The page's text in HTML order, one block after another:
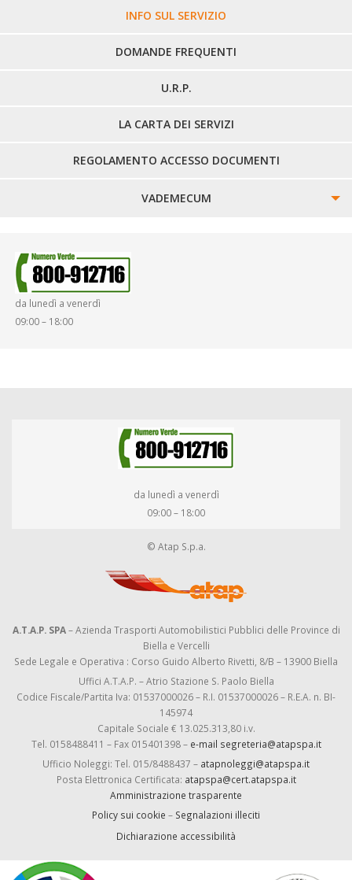
LINEE EXTRAURBANE
INFO SUL SERVIZIO
DOMANDE FREQUENTI
U.R.P.
LA CARTA DEI SERVIZI
REGOLAMENTO ACCESSO DOCUMENTI
VADEMECUM
SMARRIMENTO OGGETTI
da lunedì a venerdì
09:00 – 18:00
da lunedì a venerdì
09:00 – 18:00
© Atap S.p.a.
A.T.A.P. SPA– Azienda Trasporti Automobilistici Pubblici delle Province di
Biella e Vercelli
Sede Legale e Operativa : Corso Guido Alberto Rivetti, 8/B – 13900 Biella
Uffici A.T.A.P. – Atrio Stazione S. Paolo Biella
Codice Fiscale/Partita Iva: 01537000026 – R.I. 01537000026 – R.E.A. n. BI-
145974
Capitale Sociale € 13.025.313,80 i.v.
Tel. 0158488411 – Fax 015401398 – e-mail segreteria@atapspa.it
Ufficio Noleggi: Tel. 015/8488437 – atapnoleggi@atapspa.it
Posta Elettronica Certificata: atapspa@cert.atapspa.it
Amministrazione trasparente
Policy sui cookie – Segnalazioni illeciti
Dichiarazione accessibilità